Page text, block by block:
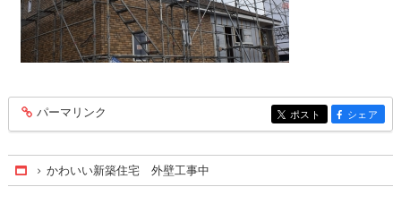
entry232
パーマリンク entry232
ポスト entry232
シェア
Home
かわいい新築住宅 外壁工事中